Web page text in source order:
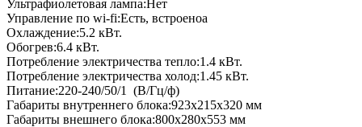
Ультрафиолетовая лампа:Нет
Управление по wi-fi:Есть, встроеноа
Охлаждение:5.2 кВт.
Обогрев:6.4 кВт.
Потребление электричества тепло:1.4 кВт.
Потребление электричества холод:1.45 кВт.
Питание:220-240/50/1
(В/Гц/ф)
Габариты внутреннего блока:923x215x320 мм
Габариты внешнего блока:800x280x553 мм